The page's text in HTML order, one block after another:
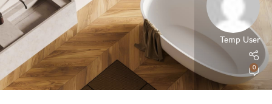
Temp User
0